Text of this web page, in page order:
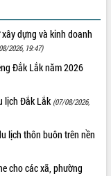
dựng và kinh doanh
2026, 19:47)
Đắk Lắk năm 2026
lịch Đắk Lắk (07/08/2026,
lịch thôn buôn trên nền
cho các xã, phường